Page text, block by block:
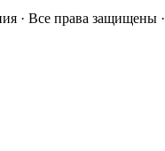
· Все права защищены ·